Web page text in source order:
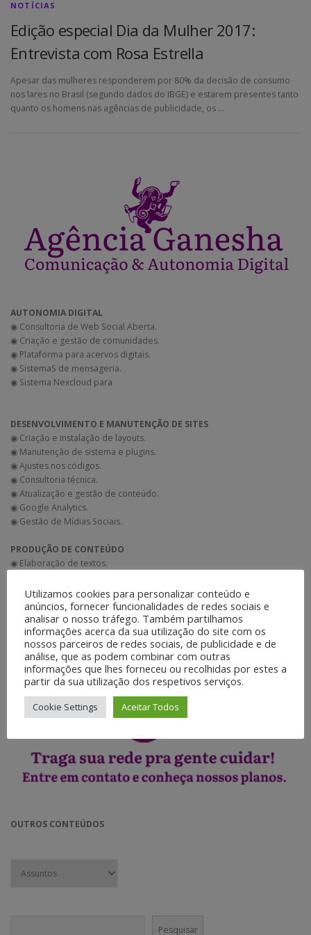
NOTÍCIAS
Edição especial Dia da Mulher 2017:
Entrevista com Rosa Estrella
Apesar das mulheres responderem por 80% da decisão de consumo
nos lares no Brasil (segundo dados do IBGE) e estarem presentes tanto
quanto os homens nas agências de publicidade, os …
AUTONOMIA DIGITAL
◉ Consultoria de Web Social Aberta.
◉ Criação e gestão de comunidades.
◉ Plataforma para acervos digitais.
◉ SistemaS de mensageria.
◉ Sistema Nexcloud para
DESENVOLVIMENTO E MANUTENÇÃO DE SITES
◉ Criação e instalação de layouts.
◉ Manutenção de sistema e plugins.
◉ Ajustes nos códigos.
◉ Consultoria técnica.
◉ Atualização e gestão de conteúdo.
◉ Google Analytics.
◉ Gestão de Mídias Sociais.
PRODUÇÃO DE CONTEÚDO
◉ Elaboração de textos.
◉ Edição de e-books.
◉ Ilustração digital.
◉ Pacote de cards.
◉ Motion Graphics.
◉ Web Vídeos.
◉ Jornalismo móvel.
OUTROS CONTEÚDOS
Pesquisar
Utilizamos cookies para personalizar conteúdo e
anúncios, fornecer funcionalidades de redes sociais e
analisar o nosso tráfego. Também partilhamos
informações acerca da sua utilização do site com os
nossos parceiros de redes sociais, de publicidade e de
análise, que as podem combinar com outras
informações que lhes forneceu ou recolhidas por estes a
partir da sua utilização dos respetivos serviços.
Cookie Settings Aceitar Todos